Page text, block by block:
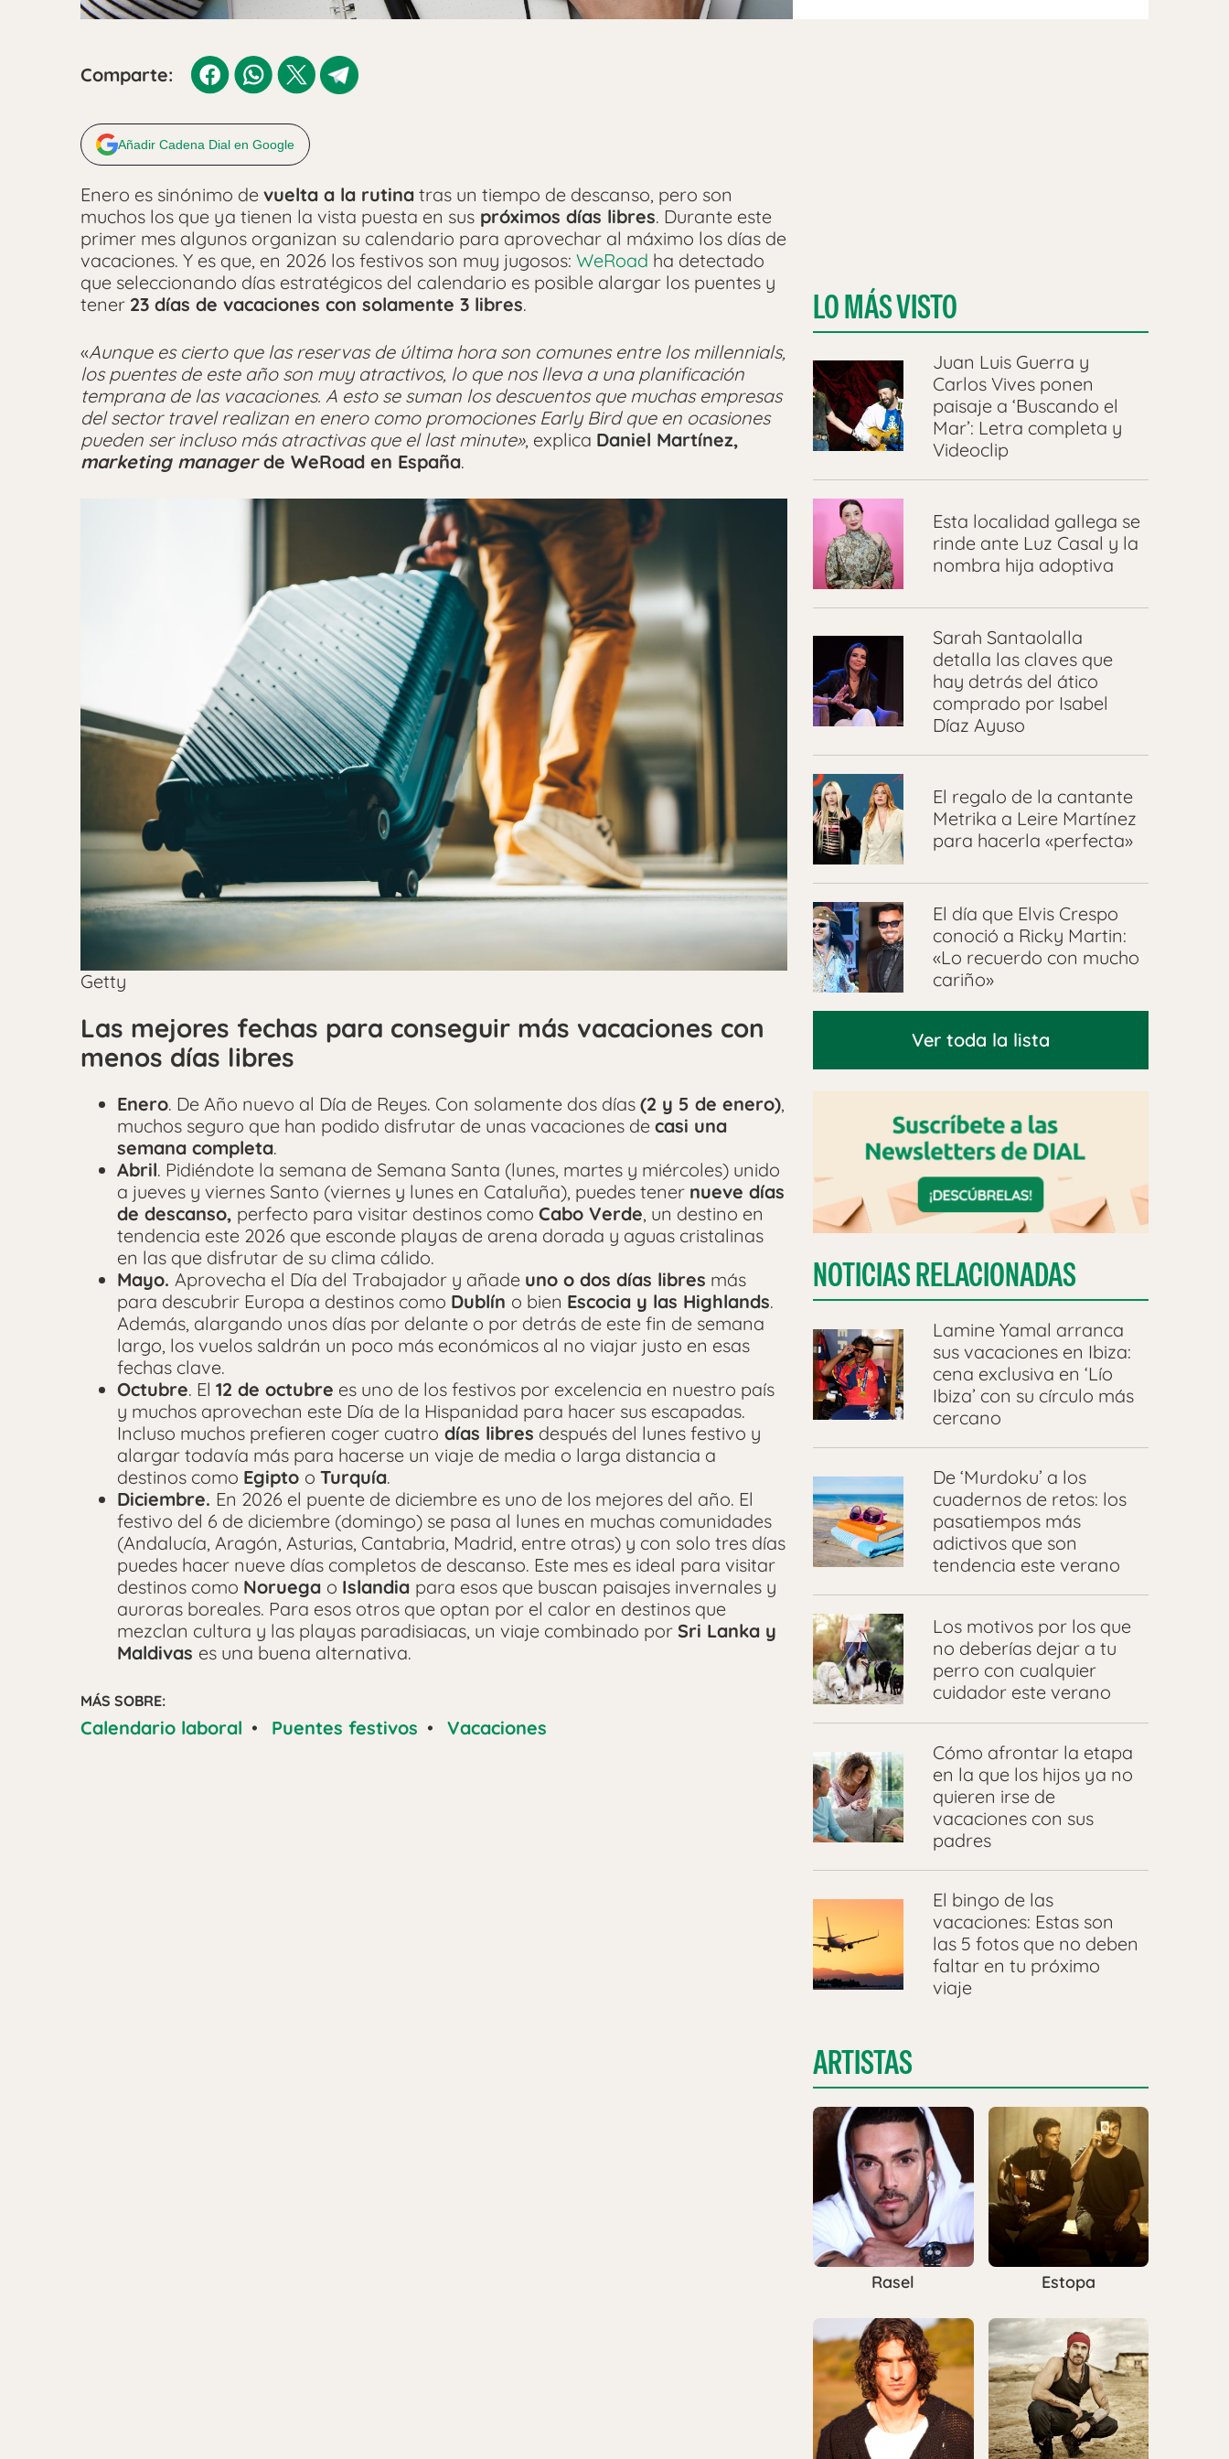
Comparte:
Añadir Cadena Dial en Google
Enero es sinónimo de vuelta a la rutina tras un tiempo de descanso, pero son
muchos los que ya tienen la vista puesta en sus próximos días libres. Durante este
primer mes algunos organizan su calendario para aprovechar al máximo los días de
vacaciones. Y es que, en 2026 los festivos son muy jugosos: WeRoad ha detectado
que seleccionando días estratégicos del calendario es posible alargar los puentes y
tener 23 días de vacaciones con solamente 3 libres.
«Aunque es cierto que las reservas de última hora son comunes entre los millennials,
los puentes de este año son muy atractivos, lo que nos lleva a una planificación
temprana de las vacaciones. A esto se suman los descuentos que muchas empresas
del sector travel realizan en enero como promociones Early Bird que en ocasiones
pueden ser incluso más atractivas que el last minute», explica Daniel Martínez,
marketing managerde WeRoad en España.
Getty
Las mejores fechas para conseguir más vacaciones con
menos días libres
Enero. De Año nuevo al Día de Reyes. Con solamente dos días (2 y 5 de enero),
muchos seguro que han podido disfrutar de unas vacaciones de casi una
semana completa.
Abril. Pidiéndote la semana de Semana Santa (lunes, martes y miércoles) unido
a jueves y viernes Santo (viernes y lunes en Cataluña), puedes tener nueve días
de descanso, perfecto para visitar destinos como Cabo Verde, un destino en
tendencia este 2026 que esconde playas de arena dorada y aguas cristalinas
en las que disfrutar de su clima cálido.
Mayo. Aprovecha el Día del Trabajador y añade uno o dos días libres más
para descubrir Europa a destinos como Dublín o bien Escocia y las Highlands.
Además, alargando unos días por delante o por detrás de este fin de semana
largo, los vuelos saldrán un poco más económicos al no viajar justo en esas
fechas clave.
Octubre. El 12 de octubre es uno de los festivos por excelencia en nuestro país
y muchos aprovechan este Día de la Hispanidad para hacer sus escapadas.
Incluso muchos prefieren coger cuatro días libres después del lunes festivo y
alargar todavía más para hacerse un viaje de media o larga distancia a
destinos como Egipto o Turquía.
Diciembre. En 2026 el puente de diciembre es uno de los mejores del año. El
festivo del 6 de diciembre (domingo) se pasa al lunes en muchas comunidades
(Andalucía, Aragón, Asturias, Cantabria, Madrid, entre otras) y con solo tres días
puedes hacer nueve días completos de descanso. Este mes es ideal para visitar
destinos como Noruega o Islandia para esos que buscan paisajes invernales y
auroras boreales. Para esos otros que optan por el calor en destinos que
mezclan cultura y las playas paradisiacas, un viaje combinado por Sri Lanka y
Maldivas es una buena alternativa.
MÁS SOBRE:
Calendario laboral • Puentes festivos • Vacaciones
LO MÁS VISTO
Juan Luis Guerra y
Carlos Vives ponen
paisaje a ‘Buscando el
Mar’: Letra completa y
Videoclip
Esta localidad gallega se
rinde ante Luz Casal y la
nombra hija adoptiva
Sarah Santaolalla
detalla las claves que
hay detrás del ático
comprado por Isabel
Díaz Ayuso
El regalo de la cantante
Metrika a Leire Martínez
para hacerla «perfecta»
El día que Elvis Crespo
conoció a Ricky Martin:
«Lo recuerdo con mucho
cariño»
Ver toda la lista
NOTICIAS RELACIONADAS
Lamine Yamal arranca
sus vacaciones en Ibiza:
cena exclusiva en ‘Lío
Ibiza’ con su círculo más
cercano
De ‘Murdoku’ a los
cuadernos de retos: los
pasatiempos más
adictivos que son
tendencia este verano
Los motivos por los que
no deberías dejar a tu
perro con cualquier
cuidador este verano
Cómo afrontar la etapa
en la que los hijos ya no
quieren irse de
vacaciones con sus
padres
El bingo de las
vacaciones: Estas son
las 5 fotos que no deben
faltar en tu próximo
viaje
ARTISTAS
Rasel Estopa